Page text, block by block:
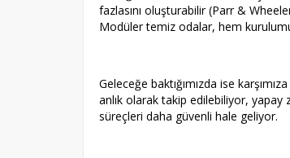
fazlasını oluşturabilir (Parr &
Modüler temiz odalar, hem
Geleceğe baktığımızda ise
anlık olarak takip edilebiliyor,
süreçleri daha güvenli hale geliyor.